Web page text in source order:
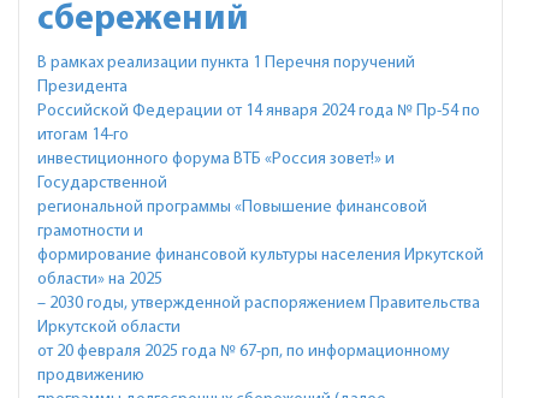
сбережений
В рамках реализации пункта 1 Перечня поручений
Президента
Российской Федерации от 14 января 2024 года № Пр-54 по
итогам 14-го
инвестиционного форума ВТБ «Россия зовет!» и
Государственной
региональной программы «Повышение финансовой
грамотности и
формирование финансовой культуры населения Иркутской
области» на 2025
– 2030 годы, утвержденной распоряжением Правительства
Иркутской области
от 20 февраля 2025 года № 67-рп, по информационному
продвижению